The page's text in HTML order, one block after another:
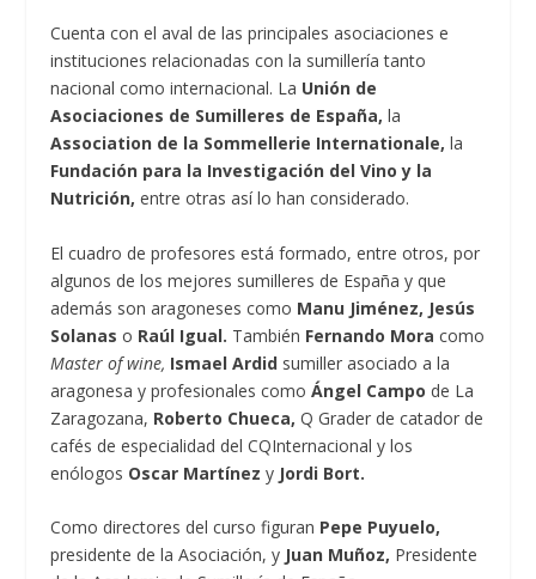
Cuenta con el aval de las principales asociaciones e
instituciones relacionadas con la sumillería tanto
nacional como internacional. La Unión de
Asociaciones de Sumilleres de España, la
Association de la Sommellerie Internationale, la
Fundación para la Investigación del Vino y la
Nutrición, entre otras así lo han considerado.
El cuadro de profesores está formado, entre otros, por
algunos de los mejores sumilleres de España y que
además son aragoneses como Manu Jiménez, Jesús
Solanas o Raúl Igual. También Fernando Mora como
Master of wine, Ismael Ardid sumiller asociado a la
aragonesa y profesionales como Ángel Campo de La
Zaragozana, Roberto Chueca, Q Grader de catador de
cafés de especialidad del CQInternacional y los
enólogos Oscar Martínez y Jordi Bort.
Como directores del curso figuran Pepe Puyuelo,
presidente de la Asociación, y Juan Muñoz, Presidente